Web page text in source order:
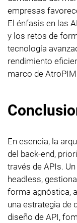
empresas
El énfasis en las
y los retos de
tecnología
rendimiento
marco de
En esencia, la
del back-end,
través de APIs.
headless,
forma agnóstica,
una estrategia de
diseño de API,